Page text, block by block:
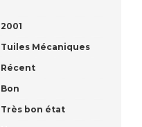
2001
Tuiles Mécaniques
Récent
Bon
Très bon état